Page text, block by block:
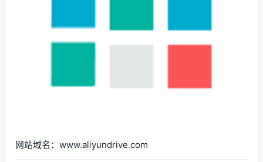
网站域名：www.aliyundrive.com